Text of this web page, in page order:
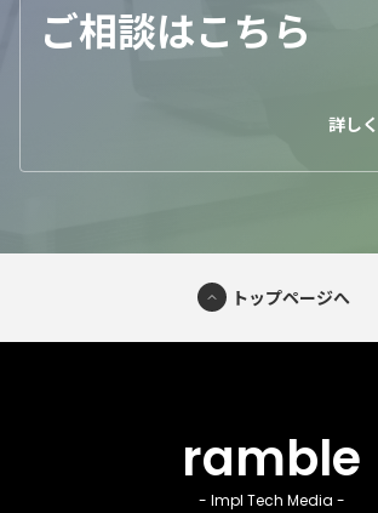
ご相談はこちら
トップページへ
ramble
- Impl Tech Media -